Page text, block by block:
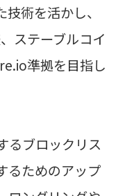
術を活かし、
ステーブルコイ
準拠を目指し
るブロックリス
るためのアップ